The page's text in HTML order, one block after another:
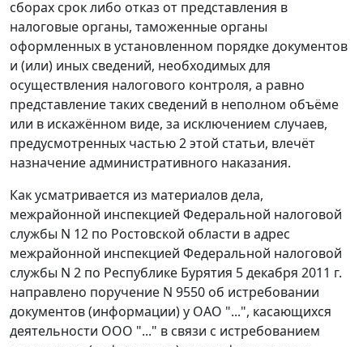
сборах срок либо отказ от представления в
налоговые органы, таможенные органы
оформленных в установленном порядке документов
и (или) иных сведений, необходимых для
осуществления налогового контроля, а равно
представление таких сведений в неполном объёме
или в искажённом виде, за исключением случаев,
предусмотренных частью 2этой статьи, влечёт
назначение административного наказания.
Как усматривается из материалов дела,
межрайонной инспекцией Федеральной налоговой
службы N 12 по Ростовской области в адрес
межрайонной инспекцией Федеральной налоговой
службы N 2 по Республике Бурятия 5 декабря 2011 г.
направлено поручение N 9550 об истребовании
документов (информации) у ОАО "...", касающихся
деятельности ООО "..." в связи с истребованием